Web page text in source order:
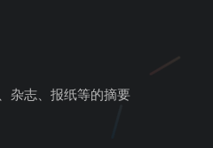
杂志、报纸等的摘要